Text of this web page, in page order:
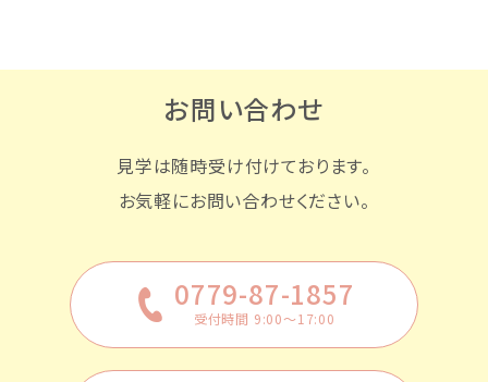
お問い合わせ
見学は随時受け付けております。
お気軽にお問い合わせください。
0779-87-1857
受付時間 9:00〜17:00